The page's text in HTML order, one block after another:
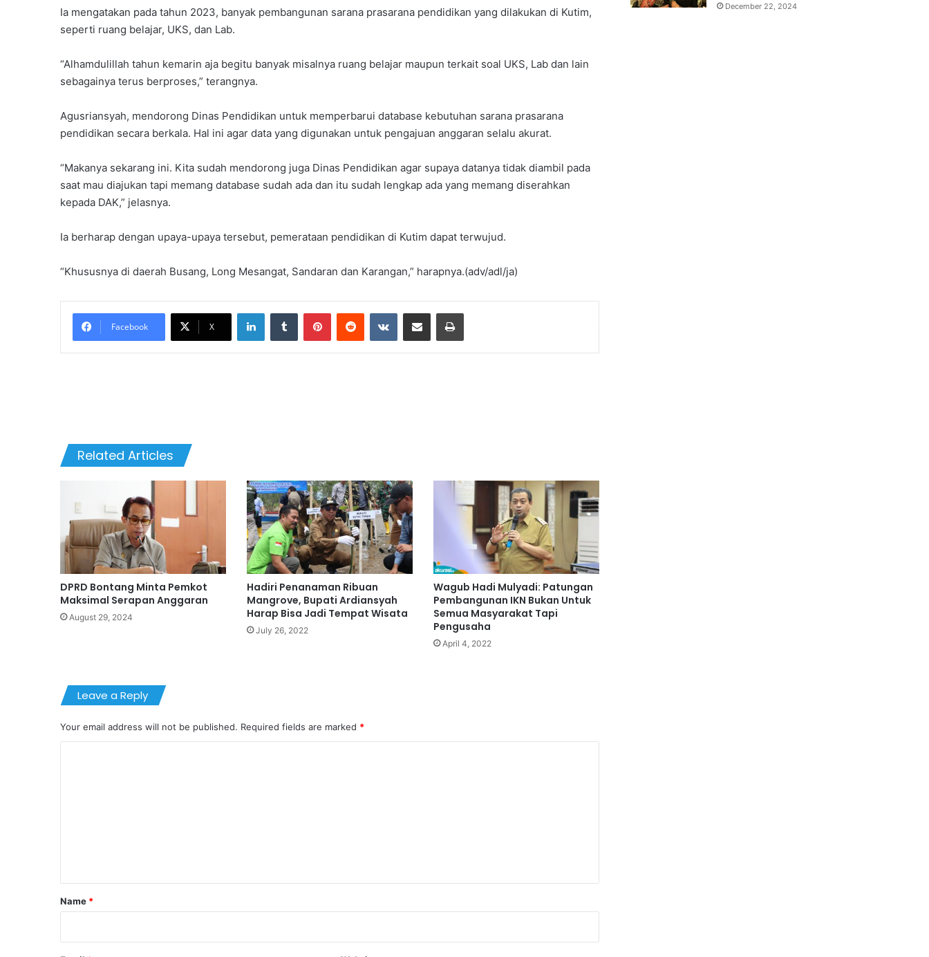
Ia mengatakan pada tahun 2023, banyak pembangunan sarana prasarana pendidikan yang dilakukan di Kutim,
seperti ruang belajar, UKS, dan Lab.
“Alhamdulillah tahun kemarin aja begitu banyak misalnya ruang belajar maupun terkait soal UKS, Lab dan lain
sebagainya terus berproses,” terangnya.
Agusriansyah, mendorong Dinas Pendidikan untuk memperbarui database kebutuhan sarana prasarana
pendidikan secara berkala. Hal ini agar data yang digunakan untuk pengajuan anggaran selalu akurat.
“Makanya sekarang ini. Kita sudah mendorong juga Dinas Pendidikan agar supaya datanya tidak diambil pada
saat mau diajukan tapi memang database sudah ada dan itu sudah lengkap ada yang memang diserahkan
kepada DAK,” jelasnya.
Ia berharap dengan upaya-upaya tersebut, pemerataan pendidikan di Kutim dapat terwujud.
“Khususnya di daerah Busang, Long Mesangat, Sandaran dan Karangan,” harapnya.(adv/adl/ja)
Facebook X
LinkedInTumblr PinterestReddit VKontakteShare via Email Print
Related Articles
DPRD Bontang Minta Pemkot
Maksimal Serapan Anggaran
August 29, 2024
Hadiri Penanaman Ribuan
Mangrove, Bupati Ardiansyah
Harap Bisa Jadi Tempat Wisata
July 26, 2022
Wagub Hadi Mulyadi: Patungan
Pembangunan IKN Bukan Untuk
Semua Masyarakat Tapi
Pengusaha
April 4, 2022
Leave a Reply
Your email address will not be published. Required fields are marked *
*
Name *
December 22, 2024